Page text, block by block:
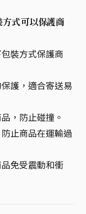
式可以保護商
裝方式保護商
護，適合寄送易
，防止碰撞。
止商品在運輸過
免受震動和衝